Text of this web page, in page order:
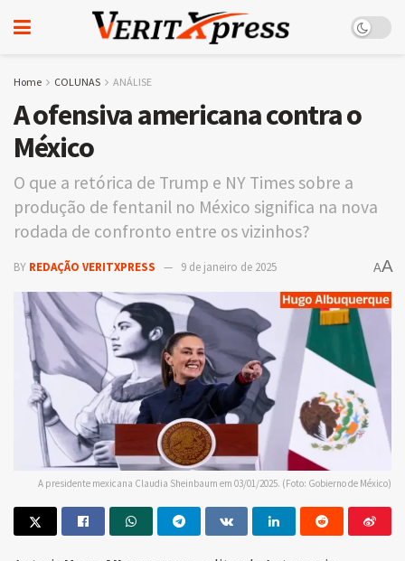
Home COLUNAS ANÁLISE
A ofensiva americana contra o
México
O que a retórica de Trump e NY Times sobre a
produção de fentanil no México significa na nova
rodada de confronto entre os vizinhos?
BY REDAÇÃO VERITXPRESS 9 de janeiro de 2025 AA
A presidente mexicana Claudia Sheinbaum em 03/01/2025. (Foto: Gobierno de México)